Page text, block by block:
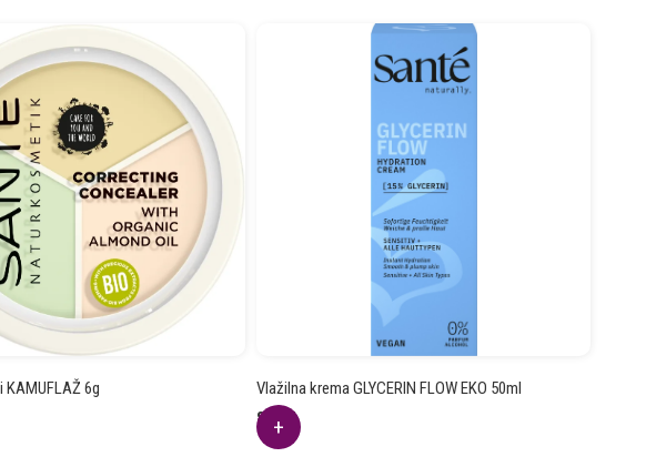
KAMUFLAŽ 6g
Vlažilna krema GLYCERIN FLOW EKO 50ml
8.42
€